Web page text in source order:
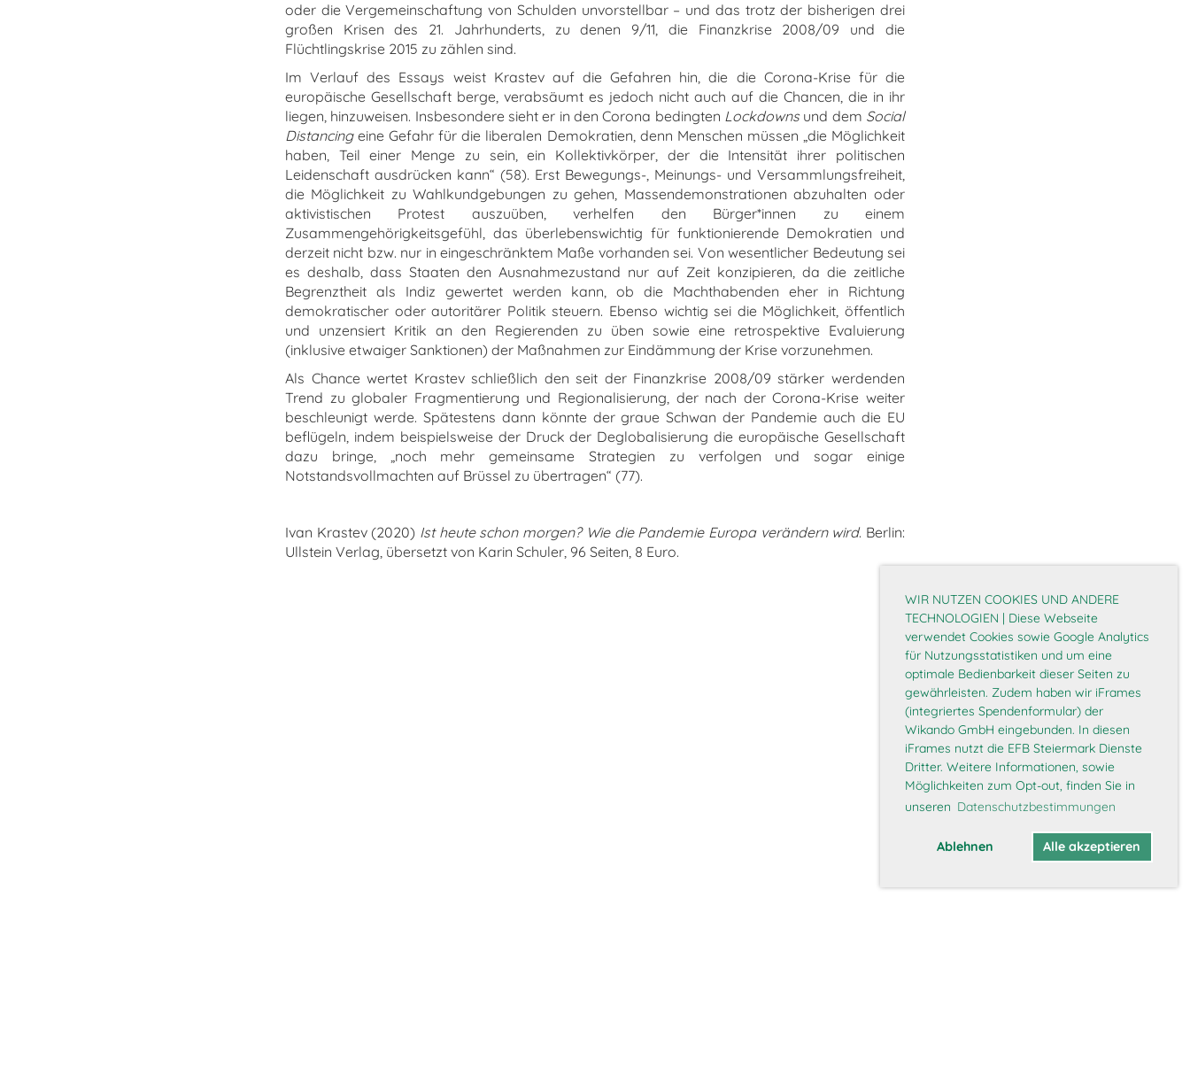
WIR NUTZEN COOKIES UND ANDERE
TECHNOLOGIEN | Diese Webseite
verwendet Cookies sowie Google Analytics
für Nutzungsstatistiken und um eine
optimale Bedienbarkeit dieser Seiten zu
gewährleisten. Zudem haben wir iFrames
(integriertes Spendenformular) der
Wikando GmbH eingebunden. In diesen
iFrames nutzt die EFB Steiermark Dienste
Dritter. Weitere Informationen, sowie
Möglichkeiten zum Opt-out, finden Sie in
unseren Datenschutzbestimmungen
Ablehnen Alle akzeptieren
oder die Vergemeinschaftung von Schulden unvorstellbar – und das trotz der bisherigen drei
großen Krisen des 21. Jahrhunderts, zu denen 9/11, die Finanzkrise 2008/09 und die
Flüchtlingskrise 2015 zu zählen sind.
Im Verlauf des Essays weist Krastev auf die Gefahren hin, die die Corona-Krise für die
europäische Gesellschaft berge, verabsäumt es jedoch nicht auch auf die Chancen, die in ihr
liegen, hinzuweisen. Insbesondere sieht er in den Corona bedingten Lockdownsund dem Social
Distancingeine Gefahr für die liberalen Demokratien, denn Menschen müssen „die Möglichkeit
haben, Teil einer Menge zu sein, ein Kollektivkörper, der die Intensität ihrer politischen
Leidenschaft ausdrücken kann“ (58). Erst Bewegungs-, Meinungs- und Versammlungsfreiheit,
die Möglichkeit zu Wahlkundgebungen zu gehen, Massendemonstrationen abzuhalten oder
aktivistischen Protest auszuüben, verhelfen den Bürger*innen zu einem
Zusammengehörigkeitsgefühl, das überlebenswichtig für funktionierende Demokratien und
derzeit nicht bzw. nur in eingeschränktem Maße vorhanden sei. Von wesentlicher Bedeutung sei
es deshalb, dass Staaten den Ausnahmezustand nur auf Zeit konzipieren, da die zeitliche
Begrenztheit als Indiz gewertet werden kann, ob die Machthabenden eher in Richtung
demokratischer oder autoritärer Politik steuern. Ebenso wichtig sei die Möglichkeit, öffentlich
und unzensiert Kritik an den Regierenden zu üben sowie eine retrospektive Evaluierung
(inklusive etwaiger Sanktionen) der Maßnahmen zur Eindämmung der Krise vorzunehmen.
Als Chance wertet Krastev schließlich den seit der Finanzkrise 2008/09 stärker werdenden
Trend zu globaler Fragmentierung und Regionalisierung, der nach der Corona-Krise weiter
beschleunigt werde. Spätestens dann könnte der graue Schwan der Pandemie auch die EU
beflügeln, indem beispielsweise der Druck der Deglobalisierung die europäische Gesellschaft
dazu bringe, „noch mehr gemeinsame Strategien zu verfolgen und sogar einige
Notstandsvollmachten auf Brüssel zu übertragen“ (77).
Ivan Krastev (2020) Ist heute schon morgen? Wie die Pandemie Europa verändern wird. Berlin:
Ullstein Verlag, übersetzt von Karin Schuler, 96 Seiten, 8 Euro.